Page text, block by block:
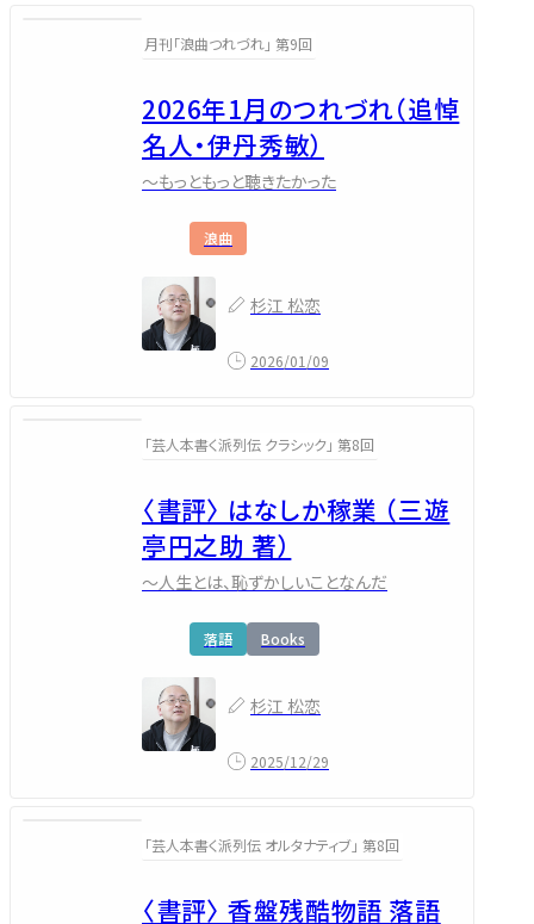
月刊「浪曲つれづれ」 第9回
2026年1月のつれづれ（追悼
名人・伊丹秀敏）
～もっともっと聴きたかった
浪曲
杉江 松恋
2026/01/09
「芸人本書く派列伝 クラシック」 第8回
〈書評〉 はなしか稼業 （三遊
亭円之助 著）
～人生とは、恥ずかしいことなんだ
落語 Books
杉江 松恋
2025/12/29
「芸人本書く派列伝 オルタナティブ」 第8回
〈書評〉 香盤残酷物語 落語